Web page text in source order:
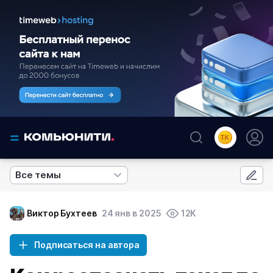
Все темы
Виктор Бухтеев 24 янв в 2025 12K
Подписаться на автора